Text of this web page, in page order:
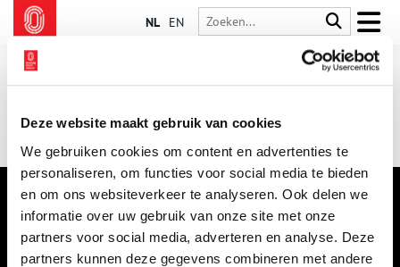
Deze website maakt gebruik van cookies
We gebruiken cookies om content en advertenties te
personaliseren, om functies voor social media te bieden
en om ons websiteverkeer te analyseren. Ook delen we
informatie over uw gebruik van onze site met onze
partners voor social media, adverteren en analyse. Deze
partners kunnen deze gegevens combineren met andere
NL EN
VERHALEN
NIEUWS